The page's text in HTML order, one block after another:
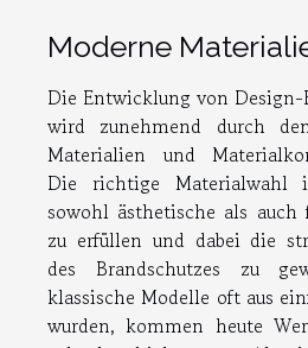
Moderne
Die Entwicklung von Design-
wird zunehmend durch
Materialien und
Die richtige Materialwahl
sowohl ästhetische als auch
zu erfüllen und dabei die
des Brandschutzes zu
klassische Modelle oft aus
wurden, kommen heute